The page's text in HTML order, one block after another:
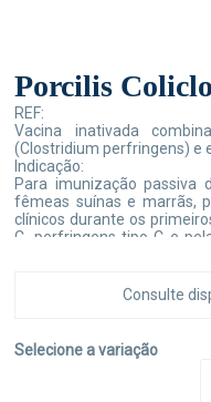
Porcilis
REF:
Vacina inativada
(Clostridium perfringens) e
Indicação:
Para imunização passiva
fêmeas suínas e marrãs,
clínicos durante os
C. perfringens tipo C e
adesinas F4ab (K88ab),
Dosagem e Modo de
A vacina deve ser
antes da data prevista do
gestação), via
orelha, com uma dose de
Consulte
Selecione a variação